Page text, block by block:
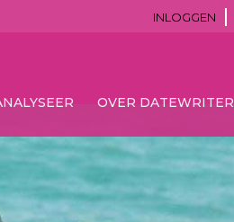
INLOGGEN
OVER DATEWRITER